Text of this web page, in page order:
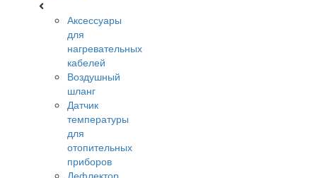
Аксессуары
для
нагревательных
кабелей
Воздушный
шланг
Датчик
температуры
для
отопительных
приборов